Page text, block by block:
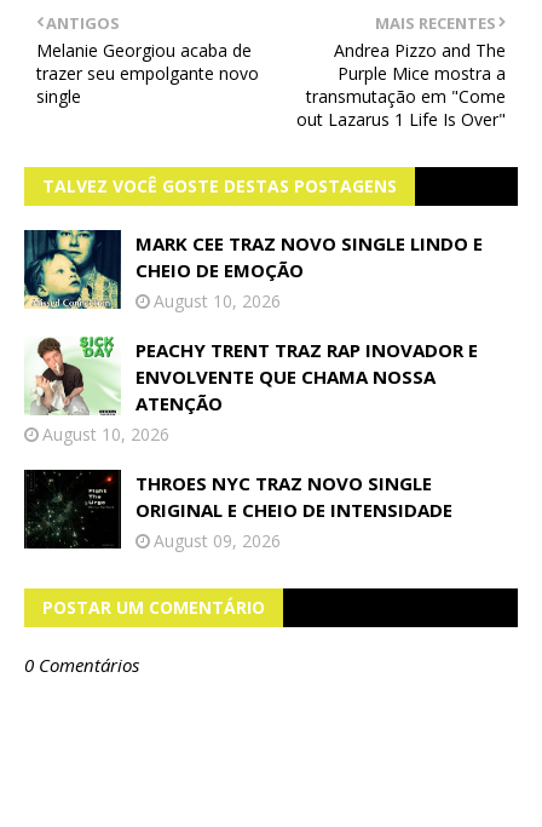
MAIS RECENTES
Andrea Pizzo and The
Purple Mice mostra a
transmutação em "Come
out Lazarus 1 Life Is Over"
ANTIGOS
Melanie Georgiou acaba de
trazer seu empolgante novo
single
TALVEZ VOCÊ GOSTE DESTAS POSTAGENS
MARK CEE TRAZ NOVO SINGLE LINDO E
CHEIO DE EMOÇÃO
August 10, 2026
PEACHY TRENT TRAZ RAP INOVADOR E
ENVOLVENTE QUE CHAMA NOSSA
ATENÇÃO
August 10, 2026
THROES NYC TRAZ NOVO SINGLE
ORIGINAL E CHEIO DE INTENSIDADE
August 09, 2026
POSTAR UM COMENTÁRIO
0 Comentários